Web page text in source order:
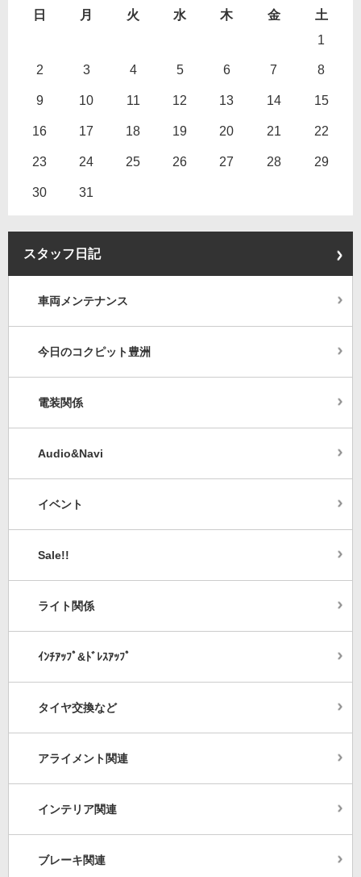
日 月 火 水 木 金
土
1
2 3 4 5 6 7 8
9 10 11 12 13 14 15
16 17 18 19 20 21 22
23 24 25 26 27 28 29
30 31
スタッフ日記
車両メンテナンス
今日のコクピット豊洲
電装関係
Audio&Navi
イベント
Sale!!
ライト関係
ｲﾝﾁｱｯﾌﾟ&ﾄﾞﾚｽｱｯﾌﾟ
タイヤ交換など
アライメント関連
インテリア関連
ブレーキ関連